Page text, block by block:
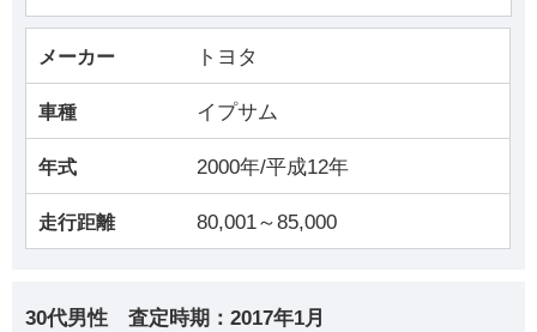
メーカー トヨタ
車種 イプサム
年式 2000年/平成12年
走行距離 80,001～85,000
30代男性 査定時期： 2017年1月